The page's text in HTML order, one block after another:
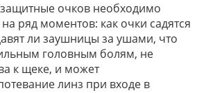
очков необходимо
ряд моментов: как очки садятся
ли заушницы за ушами, что
головным болям, не
к щеке, и может
линз при входе в